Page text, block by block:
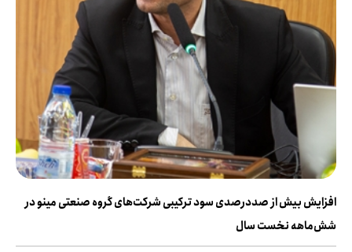
افزایش بیش از صددرصدی سود ترکیبی شرکت‌های گروه صنعتی مینو در
شش‌ماهه نخست سال